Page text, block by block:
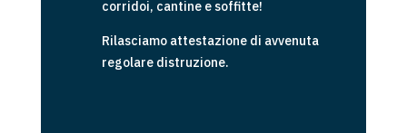
corridoi, cantine e soffitte!
Rilasciamo attestazione di avvenuta
regolare distruzione.